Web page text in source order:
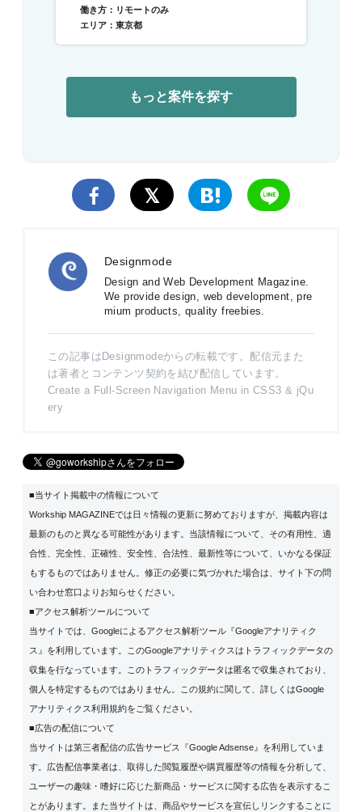
働き方：リモートのみ
エリア：東京都
もっと案件を探す
Designmode
Design and Web Development Magazine.
We provide design, web development, pre
mium products, quality freebies.
この記事はDesignmodeからの転載です。配信元また
は著者とコンテンツ契約を結び配信しています。
Create a Full-Screen Navigation Menu in CSS3 & jQu
ery
■当サイト掲載中の情報について
Workship MAGAZINEでは日々情報の更新に努めておりますが、掲載内容は
最新のものと異なる可能性があります。当該情報について、その有用性、適
合性、完全性、正確性、安全性、合法性、最新性等について、いかなる保証
もするものではありません。修正の必要に気づかれた場合は、サイト下の問
い合わせ窓口よりお知らせください。
■アクセス解析ツールについて
当サイトでは、Googleによるアクセス解析ツール『Googleアナリティク
ス』を利用しています。このGoogleアナリティクスはトラフィックデータの
収集を行なっています。このトラフィックデータは匿名で収集されており、
個人を特定するものではありません。この規約に関して、詳しくはGoogle
アナリティクス利用規約をご覧ください。
■広告の配信について
当サイトは第三者配信の広告サービス『Google Adsense』を利用していま
す。広告配信事業者は、取得した閲覧履歴や購買履歴等の情報を分析して、
ユーザーの趣味・嗜好に応じた新商品・サービスに関する広告を表示するこ
とがあります。また当サイトは、商品やサービスを宣伝しリンクすることに